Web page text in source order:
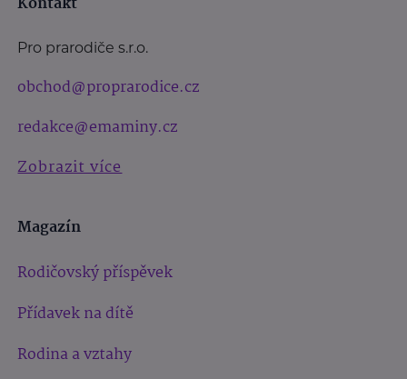
Pro prarodiče s.r.o.
obchod@proprarodice.cz
redakce@emaminy.cz
Zobrazit více
Magazín
Rodičovský příspěvek
Přídavek na dítě
Rodina a vztahy